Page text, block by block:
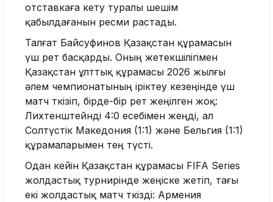
отставкаға кету туралы шешім
қабылдағанын ресми растады.
Талғат Байсуфинов Қазақстан құрамасын
үш рет басқарды. Оның жетекшілігімен
Қазақстан ұлттық құрамасы 2026 жылғы
әлем чемпионатының іріктеу кезеңінде үш
матч өткізіп, бірде-бір рет жеңілген жоқ:
Лихтенштейнді 4:0 есебімен жеңді, ал
Солтүстік Македония (1:1) және Бельгия (1:1)
құрамаларымен тең түсті.
Одан кейін Қазақстан құрамасы FIFA Series
жолдастық турнирінде жеңіске жетіп, тағы
екі жолдастық матч өткізді: Армения